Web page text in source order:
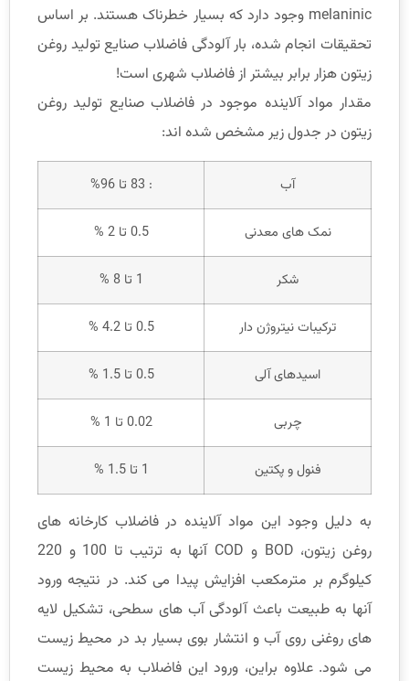
melaninic وجود دارد که بسیار خطرناک هستند. بر اساس
تحقیقات انجام شده، بار آلودگی فاضلاب صنایع تولید روغن
زیتون هزار برابر بیشتر از فاضلاب شهری است!
مقدار مواد آلاینده موجود در فاضلاب صنایع تولید روغن
زیتون در جدول زیر مشخص شده اند:
آب : 83 تا 96%
نمک های معدنی 0.5 تا 2 %
شکر 1 تا 8 %
ترکیبات نیتروژن دار 0.5 تا 4.2 %
اسیدهای آلی 0.5 تا 1.5 %
چربی 0.02 تا 1 %
فنول و پکتین 1 تا 1.5 %
به دلیل وجود این مواد آلاینده در فاضلاب کارخانه های
روغن زیتون، BOD و COD آنها به ترتیب تا 100 و 220
کیلوگرم بر مترمکعب افزایش پیدا می کند. در نتیجه ورود
آنها به طبیعت باعث آلودگی آب های سطحی، تشکیل لایه
های روغنی روی آب و انتشار بوی بسیار بد در محیط زیست
می شود. علاوه براین، ورود این فاضلاب به محیط زیست